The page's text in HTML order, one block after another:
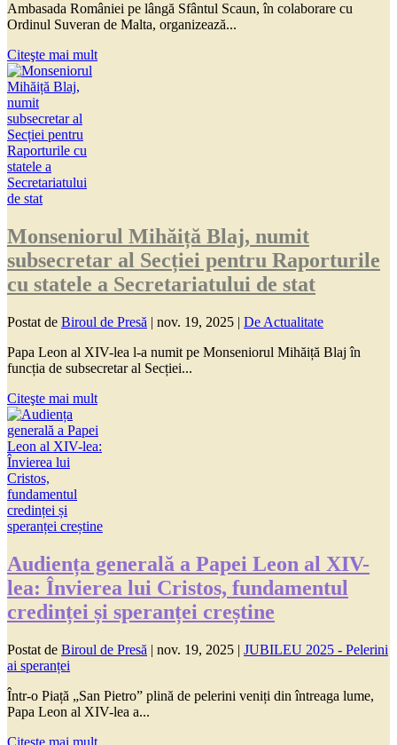
Ambasada României pe lângă Sfântul Scaun, în colaborare cu
Ordinul Suveran de Malta, organizează...
Citeşte mai mult
Monseniorul Mihăiță Blaj, numit
subsecretar al Secției pentru Raporturile
cu statele a Secretariatului de stat
Postat de Biroul de Presă | nov. 19, 2025 | De Actualitate
Papa Leon al XIV-lea l-a numit pe Monseniorul Mihăiță Blaj în
funcția de subsecretar al Secției...
Citeşte mai mult
Audiența generală a Papei Leon al XIV-
lea: Învierea lui Cristos, fundamentul
credinței și speranței creștine
Postat de Biroul de Presă | nov. 19, 2025 | JUBILEU 2025 - Pelerini
ai speranței
Într-o Piață „San Pietro” plină de pelerini veniți din întreaga lume,
Papa Leon al XIV-lea a...
Citeşte mai mult